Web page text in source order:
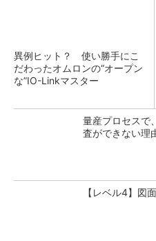
異例ヒット？ 使い勝手にこ
だわったオムロンの“オープン
な”IO-Linkマスター
量産プロセスで
査ができない理
【レベル4】図